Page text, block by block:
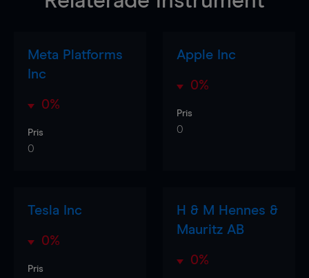
Meta Platforms
Inc
0%
Pris
0
Apple Inc
0%
Pris
0
Tesla Inc
0%
Pris
H & M Hennes &
Mauritz AB
0%